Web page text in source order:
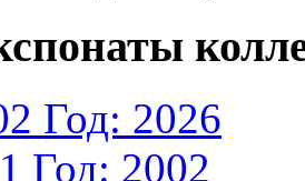
Год: 2026
Год: 2002